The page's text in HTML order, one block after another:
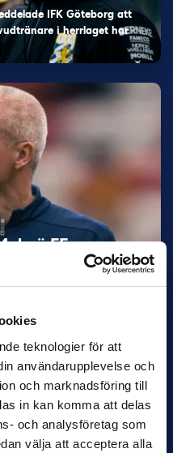
teknologier för att
användarupplevelse och
och marknadsföring till
in kan komma att delas
och analysföretag som
välja att acceptera alla
IFK Göteborg att
i herrlaget har
FF